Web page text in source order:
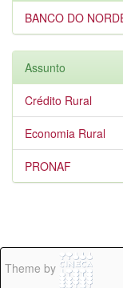
BANCO DO
Assunto
Crédito Rural
Economia Rural
PRONAF
Theme by